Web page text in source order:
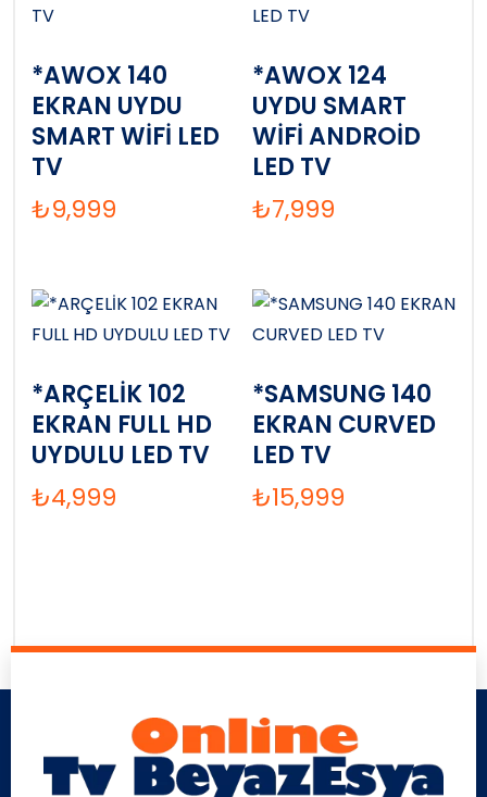
*AWOX 140
EKRAN UYDU
SMART WİFİ LED
TV
₺9,999
*AWOX 124
UYDU SMART
WİFİ ANDROİD
LED TV
₺7,999
*ARÇELİK 102
EKRAN FULL HD
UYDULU LED TV
₺4,999
*SAMSUNG 140
EKRAN CURVED
LED TV
₺15,999